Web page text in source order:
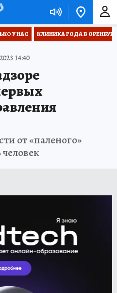
У НАС КЛИНИКА ГОДА В
14:40
от «паленого»